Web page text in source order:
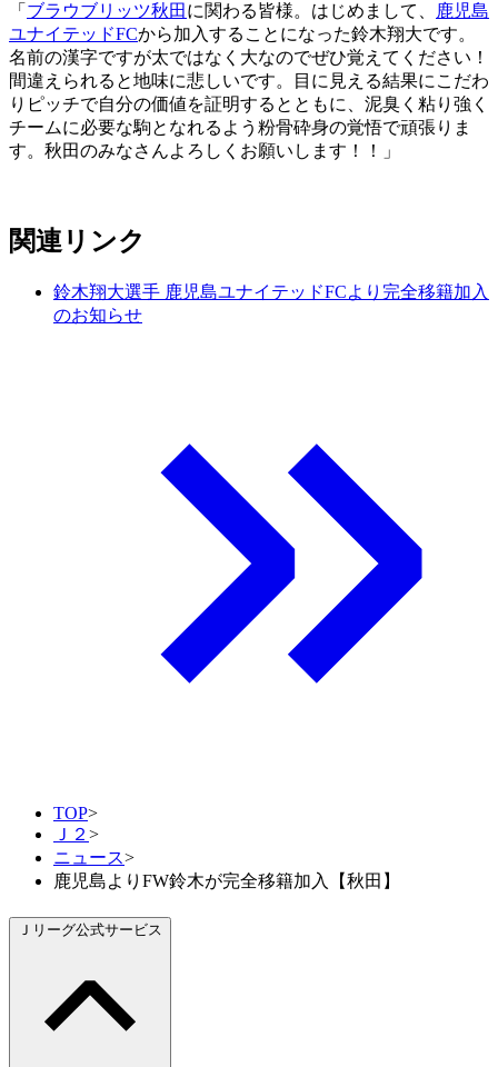
「 ブラウブリッツ秋田 に関わる皆様。はじめまして、
鹿児島
ユナイテッドFCから加入することになった鈴木翔大です。
名前の漢字ですが太ではなく大なのでぜひ覚えてください！
間違えられると地味に悲しいです。目に見える結果にこだわ
りピッチで自分の価値を証明するとともに、泥臭く粘り強く
チームに必要な駒となれるよう粉骨砕身の覚悟で頑張りま
す。秋田のみなさんよろしくお願いします！！」
関連リンク
鈴木翔大選手 鹿児島ユナイテッドFCより完全移籍加入
のお知らせ
TOP>
Ｊ２ >
ニュース>
鹿児島よりFW鈴木が完全移籍加入【秋田】
Ｊリーグ公式サービス